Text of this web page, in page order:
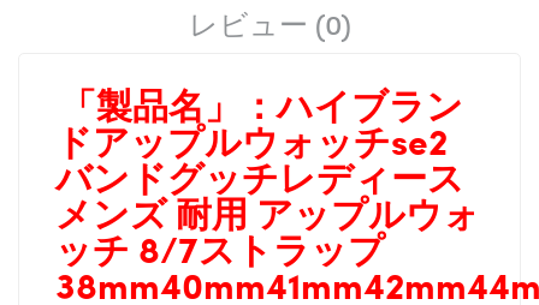
レビュー (0)
「製品名」：ハイブラン
ドアップルウォッチse2
バンドグッチレディース
メンズ 耐用 アップルウォ
ッチ 8/7ストラップ